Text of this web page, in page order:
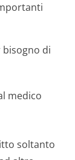
bisogno di
medico
soltanto